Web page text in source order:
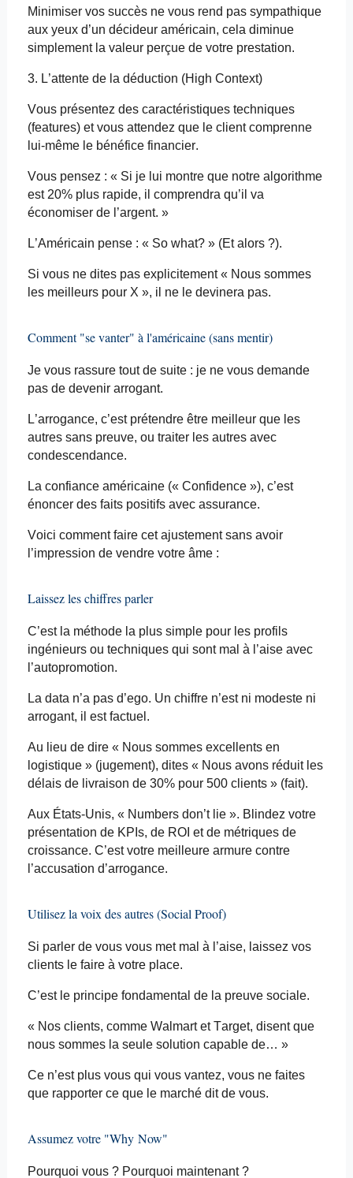
Minimiser vos succès ne vous rend pas sympathique
aux yeux d’un décideur américain, cela diminue
simplement la valeur perçue de votre prestation.
3. L’attente de la déduction (High Context)
Vous présentez des caractéristiques techniques
(features) et vous attendez que le client comprenne
lui-même le bénéfice financier.
Vous pensez : « Si je lui montre que notre algorithme
est 20% plus rapide, il comprendra qu’il va
économiser de l’argent. »
L’Américain pense : « So what? » (Et alors ?).
Si vous ne dites pas explicitement « Nous sommes
les meilleurs pour X », il ne le devinera pas.
Comment "se vanter" à l'américaine (sans mentir)
Je vous rassure tout de suite : je ne vous demande
pas de devenir arrogant.
L’arrogance, c’est prétendre être meilleur que les
autres sans preuve, ou traiter les autres avec
condescendance.
La confiance américaine (« Confidence »), c’est
énoncer des faits positifs avec assurance.
Voici comment faire cet ajustement sans avoir
l’impression de vendre votre âme :
Laissez les chiffres parler
C’est la méthode la plus simple pour les profils
ingénieurs ou techniques qui sont mal à l’aise avec
l’autopromotion.
La data n’a pas d’ego. Un chiffre n’est ni modeste ni
arrogant, il est factuel.
Au lieu de dire « Nous sommes excellents en
logistique » (jugement), dites « Nousavons réduit les
délais de livraison de 30% pour 500 clients » (fait).
Aux États-Unis, « Numbers don’tlie ». Blindez votre
présentation de KPIs, de ROI et de métriques de
croissance. C’est votre meilleure armure contre
l’accusation d’arrogance.
Utilisez la voix des autres (Social Proof)
Si parler de vous vous met mal à l’aise, laissez vos
clients le faire à votre place.
C’est le principe fondamental de la preuve sociale.
« Nos clients, comme Walmart et Target, disent que
nous sommes la seule solution capable de… »
Ce n’est plus vous qui vous vantez, vous ne faites
que rapporter ce que le marché dit de vous.
Assumez votre "Why Now"
Pourquoi vous ? Pourquoi maintenant ?